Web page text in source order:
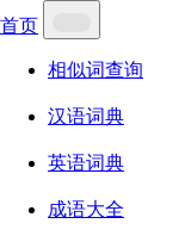
首页
相似词查询
汉语词典
英语词典
成语大全